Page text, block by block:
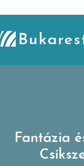
to
content
Fantázia